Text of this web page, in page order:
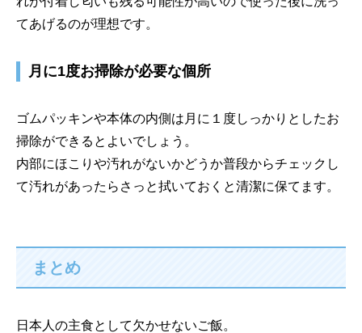
てあげるのが理想です。
月に1度お掃除が必要な個所
ゴムパッキンや本体の内側は月に１度しっかりとしたお
掃除ができるとよいでしょう。
内部にほこりや汚れがないかどうか普段からチェックし
て汚れがあったらさっと拭いておくと清潔に保てます。
まとめ
日本人の主食として欠かせないご飯。